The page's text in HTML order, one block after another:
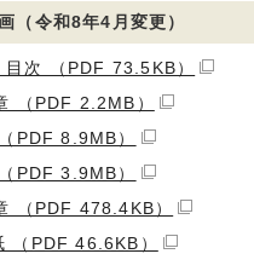
（令和8年4月変更）
次 （PDF 73.5KB）
（PDF 2.2MB）
PDF 8.9MB）
PDF 3.9MB）
（PDF 478.4KB）
（PDF 46.6KB）